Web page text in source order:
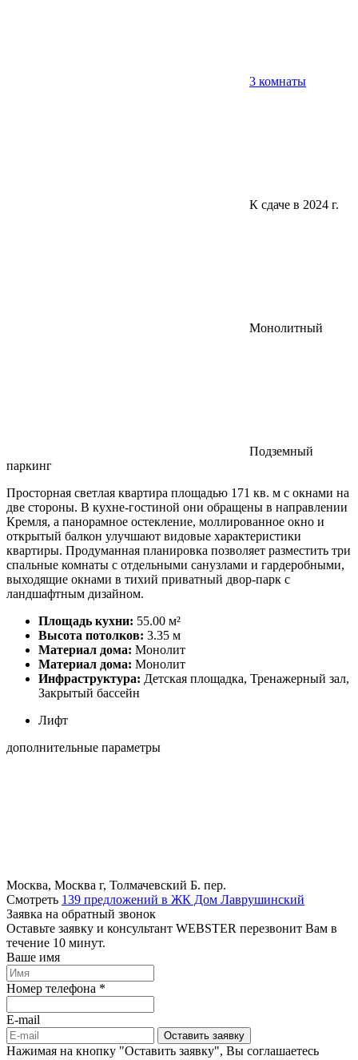
3 комнаты
К сдаче в 2024 г.
Монолитный
Подземный
паркинг
Просторная светлая квартира площадью 171 кв. м с окнами на
две стороны. В кухне-гостиной они обращены в направлении
Кремля, а панорамное остекление, моллированное окно и
открытый балкон улучшают видовые характеристики
квартиры. Продуманная планировка позволяет разместить три
спальные комнаты с отдельными санузлами и гардеробными,
выходящие окнами в тихий приватный двор-парк с
ландшафтным дизайном.
Площадь кухни: 55.00 м²
Высота потолков: 3.35 м
Материал дома: Монолит
Материал дома: Монолит
Инфраструктура: Детская площадка, Тренажерный зал,
Закрытый бассейн
Лифт
дополнительные параметры
Москва, Москва г, Толмачевский Б. пер.
Смотреть 139 предложений в ЖК Дом Лаврушинский
Заявка на обратный звонок
Оставьте заявку и консультант WEBSTER перезвонит Вам в
течение 10 минут.
Ваше имя
Номер телефона *
E-mail
Оставить заявку
Нажимая на кнопку "Оставить заявку", Вы соглашаетесь